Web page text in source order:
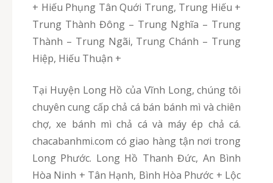
+ Hiếu Phụng Tân Quới Trung, Trung Hiếu +
Trung Thành Đông – Trung Nghĩa – Trung
Thành – Trung Ngãi, Trung Chánh – Trung
Hiệp, Hiếu Thuận +
Tại Huyện Long Hồ của Vĩnh Long, chúng tôi
chuyên cung cấp chả cá bán bánh mì và chiên
chợ, xe bánh mì chả cá và máy ép chả cá.
chacabanhmi.com có giao hàng tận nơi trong
Long Phước. Long Hồ Thanh Đức, An Bình
Hòa Ninh + Tân Hạnh, Bình Hòa Phước + Lộc